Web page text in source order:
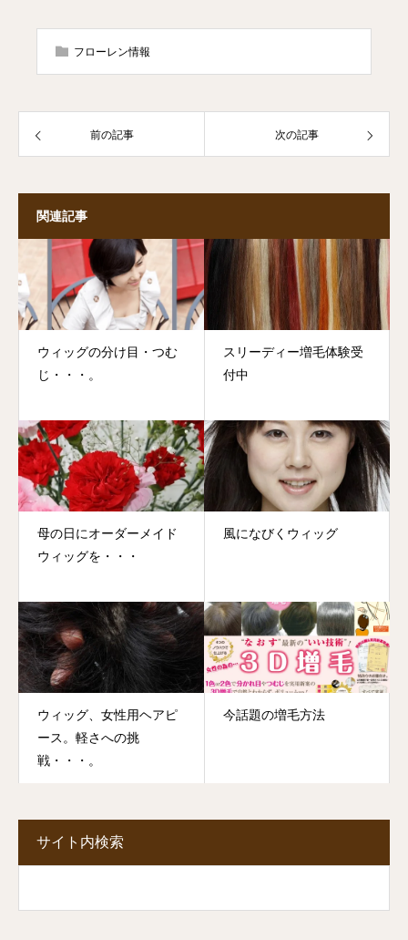
フローレン情報
前の記事 次の記事
関連記事
ウィッグの分け目・つむ
じ・・・。
スリーディー増毛体験受
付中
母の日にオーダーメイド
ウィッグを・・・
風になびくウィッグ
ウィッグ、女性用ヘアピ
ース。軽さへの挑
戦・・・。
今話題の増毛方法
サイト内検索